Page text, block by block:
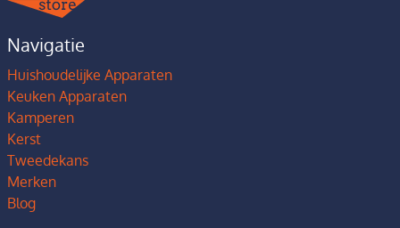
Navigatie
Huishoudelijke Apparaten
Keuken Apparaten
Kamperen
Kerst
Tweedekans
Merken
Blog